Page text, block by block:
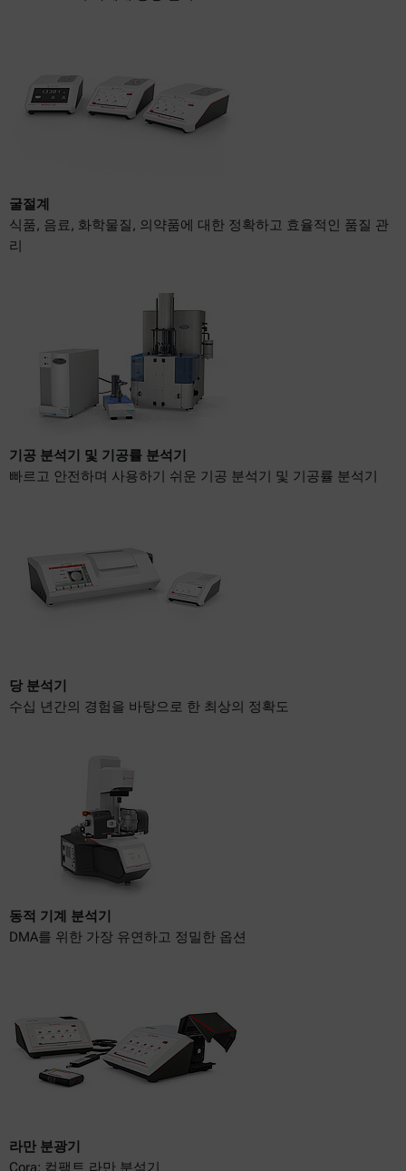
굴절계
식품, 음료, 화학물질, 의약품에 대한 정확하고 효율적인 품질 관
리
기공 분석기 및 기공률 분석기
빠르고 안전하며 사용하기 쉬운 기공 분석기 및 기공률 분석기
당 분석기
수십 년간의 경험을 바탕으로 한 최상의 정확도
동적 기계 분석기
DMA를 위한 가장 유연하고 정밀한 옵션
라만 분광기